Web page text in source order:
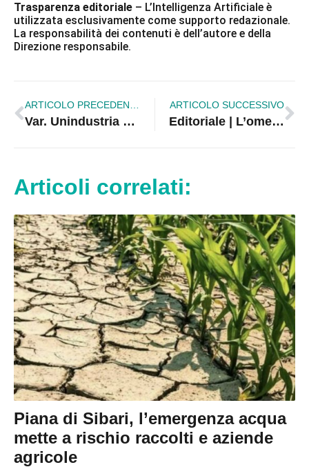
Trasparenza editoriale – L’Intelligenza Artificiale è
utilizzata esclusivamente come supporto redazionale.
La responsabilità dei contenuti è dell’autore e della
Direzione responsabile.
ARTICOLO PRECEDENTE
Var. Unindustria – Sindacato, faccia a faccia sul caporalato
ARTICOLO SUCCESSIVO
Editoriale | L’omertà: prima di accusare chi tace, lo Stato guardi se stesso
Articoli correlati:
Piana di Sibari, l’emergenza acqua
mette a rischio raccolti e aziende
agricole